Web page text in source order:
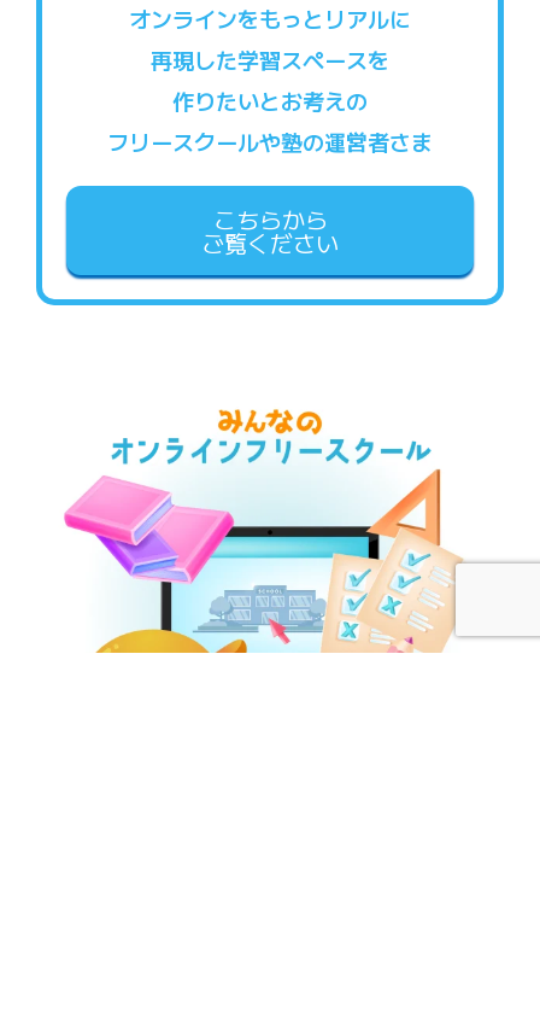
オンラインをもっとリアルに
再現した学習スペースを
作りたいとお考えの
フリースクールや塾の運営者さま
こちらから
ご覧ください